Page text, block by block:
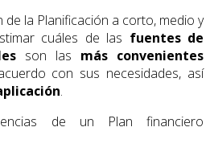
la Planificación a corto, medio y
cuáles de las fuentes de
son las más convenientes
con sus necesidades, así
.
de un Plan financiero